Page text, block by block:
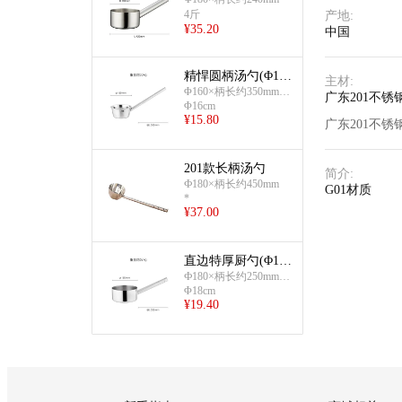
4斤
¥35.20
精悍圆柄汤勺(Φ16c
m)
Φ160×柄长约350mm;
约307g
Φ16cm
¥15.80
201款长柄汤勺
Ф180×柄长约450mm
*
¥37.00
直边特厚厨勺(Φ18c
m)
Ф180×柄长约250mm;
小5斤;约527g
Φ18cm
¥19.40
产地:
中国
主材:
广东201不锈
广东201不锈
简介:
G01材质